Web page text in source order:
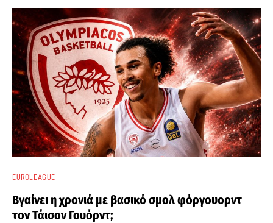
EUROLEAGUE
Βγαίνει η χρονιά με βασικό σμολ φόργουορντ
τον Τάισον Γουόρντ;